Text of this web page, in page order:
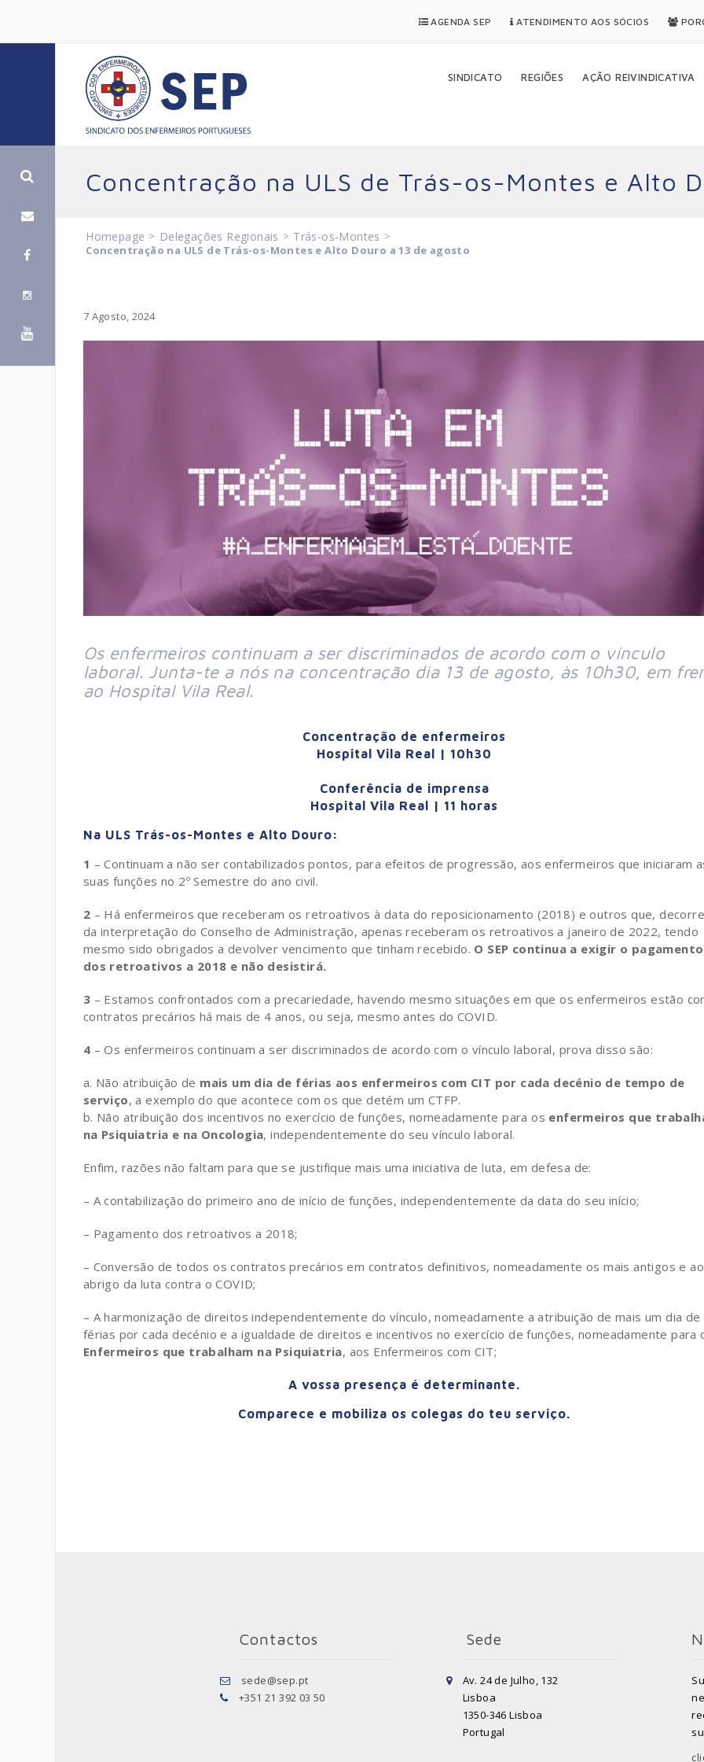
AGENDA SEP ATENDIMENTO AOS SÓCIOS
SINDICATO REGIÕES AÇÃO REIVINDICATIVA
Concentração na ULS de Trás-os-Montes e Alto
Homepage > Delegações Regionais > Trás-os-Montes >
Concentração na ULS de Trás-os-Montes e Alto Douro a 13 de agosto
7 Agosto, 2024
Os enfermeiros continuam a ser discriminados de acordo com o vínculo
laboral. Junta-te a nós na concentração dia 13 de agosto, às 10h30, em
ao Hospital Vila Real.
Concentração de enfermeiros
Hospital Vila Real | 10h30
Conferência de imprensa
Hospital Vila Real | 11 horas
Na ULS Trás-os-Montes e Alto Douro:
1 – Continuam a não ser contabilizados pontos, para efeitos de progressão, aos enfermeiros que iniciaram
suas funções no 2º Semestre do ano civil.
2 – Há enfermeiros que receberam os retroativos à data do reposicionamento (2018) e outros que,
da interpretação do Conselho de Administração, apenas receberam os retroativos a janeiro de 2022, tendo
mesmo sido obrigados a devolver vencimento que tinham recebido. O SEP continua a exigir o pagamento
dos retroativos a 2018 e não desistirá.
3 – Estamos confrontados com a precariedade, havendo mesmo situações em que os enfermeiros estão
contratos precários há mais de 4 anos, ou seja, mesmo antes do COVID.
4 – Os enfermeiros continuam a ser discriminados de acordo com o vínculo laboral, prova disso são:
Não atribuição de mais um dia de férias aos enfermeiros com CIT por cada decénio de tempo de
serviço, a exemplo do que acontece com os que detém um CTFP.
Não atribuição dos incentivos no exercício de funções, nomeadamente para os enfermeiros que
na Psiquiatria e na Oncologia, independentemente do seu vínculo laboral.
Enfim, razões não faltam para que se justifique mais uma iniciativa de luta, em defesa de:
– A contabilização do primeiro ano de início de funções, independentemente da data do seu início;
– Pagamento dos retroativos a 2018;
– Conversão de todos os contratos precários em contratos definitivos, nomeadamente os mais antigos e ao
abrigo da luta contra o COVID;
– A harmonização de direitos independentemente do vínculo, nomeadamente a atribuição de mais um dia de
férias por cada decénio e a igualdade de direitos e incentivos no exercício de funções, nomeadamente para
Enfermeiros que trabalham na Psiquiatria, aos Enfermeiros com CIT;
A vossa presença é determinante.
Comparece e mobiliza os colegas do teu serviço.
Contactos
sede@sep.pt
+351 21 392 03 50
Sede
Av. 24 de Julho, 132
Lisboa
1350-346 Lisboa
Portugal